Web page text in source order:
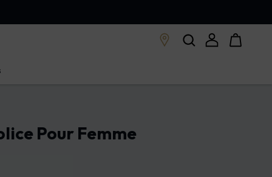
Pour Femme